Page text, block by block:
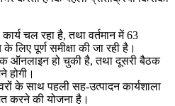
चल रहा है, तथा वर्तमान में 63
लिए पूर्ण समीक्षा की जा रही है।
ऑनलाइन हो चुकी है, तथा दूसरी बैठक
होगी।
के साथ पहली सह-उत्पादन कार्यशाला
करने की योजना है।